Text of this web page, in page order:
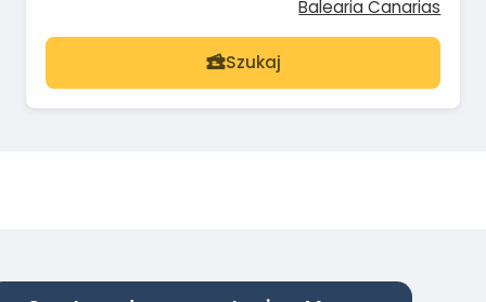
Balearia Canarias
Szukaj